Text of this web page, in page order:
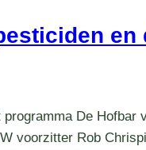
programma De
voorzitter Rob